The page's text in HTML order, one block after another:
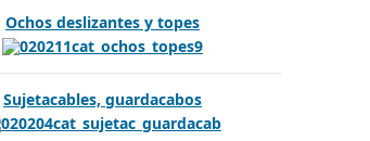
Ochos deslizantes y topes
Sujetacables, guardacabos